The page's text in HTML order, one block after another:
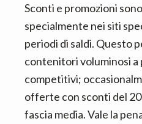
Sconti e promozioni
specialmente nei siti
periodi di saldi. Questo
contenitori voluminosi a
competitivi;
offerte con sconti del
fascia media. Vale la